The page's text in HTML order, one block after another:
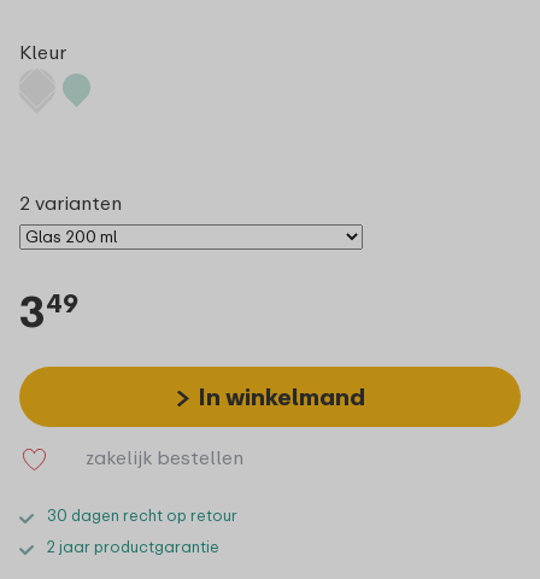
Kleur
2 varianten
349
In winkelmand
zakelijk bestellen
30 dagen recht op retour
2 jaar productgarantie